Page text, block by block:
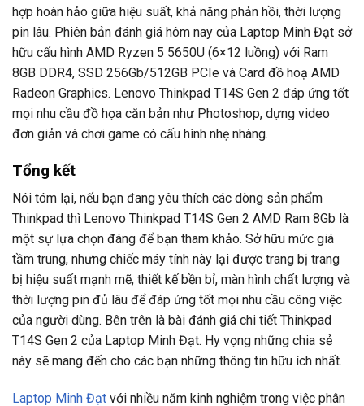
hợp hoàn hảo giữa hiệu suất, khả năng phản hồi, thời lượng
pin lâu. Phiên bản đánh giá hôm nay của Laptop Minh Đạt sở
hữu cấu hình AMD Ryzen 5 5650U (6×12 luồng) với Ram
8GB DDR4, SSD 256Gb/512GB PCIe và Card đồ hoạ AMD
Radeon Graphics. Lenovo Thinkpad T14S Gen 2 đáp ứng tốt
mọi nhu cầu đồ họa căn bản như Photoshop, dựng video
đơn giản và chơi game có cấu hình nhẹ nhàng.
Tổng kết
Nói tóm lại, nếu bạn đang yêu thích các dòng sản phẩm
Thinkpad thì Lenovo Thinkpad T14S Gen 2 AMD Ram 8Gb là
một sự lựa chọn đáng để bạn tham khảo. Sở hữu mức giá
tầm trung, nhưng chiếc máy tính này lại được trang bị trang
bị hiệu suất mạnh mẽ, thiết kế bền bỉ, màn hình chất lượng và
thời lượng pin đủ lâu để đáp ứng tốt mọi nhu cầu công việc
của người dùng. Bên trên là bài đánh giá chi tiết Thinkpad
T14S Gen 2 của Laptop Minh Đạt. Hy vọng những chia sẻ
này sẽ mang đến cho các bạn những thông tin hữu ích nhất.
Laptop Minh Đạt với nhiều năm kinh nghiệm trong việc phân